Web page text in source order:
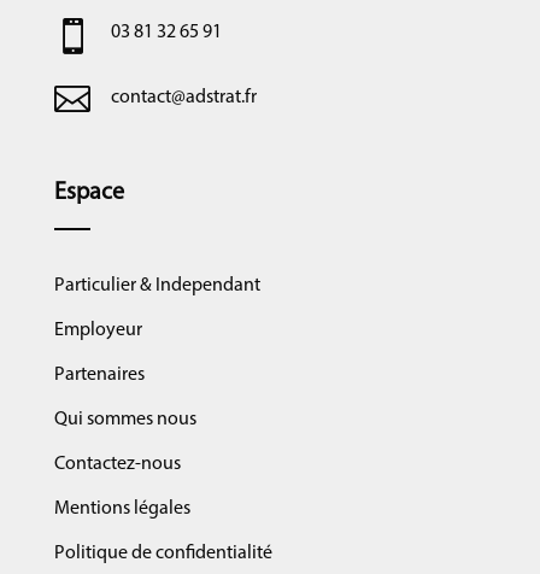
 03 81 32 65 91
 contact@adstrat.fr
Espace
Particulier & Independant
Employeur
Partenaires
Qui sommes nous
Contactez-nous
Mentions légales
Politique de confidentialité